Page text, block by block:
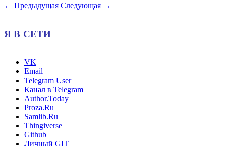
← Предыдущая Следующая →
Я В СЕТИ
VK
Email
Telegram User
Канал в Telegram
Author.Today
Proza.Ru
Samlib.Ru
Thingiverse
Github
Личный GIT